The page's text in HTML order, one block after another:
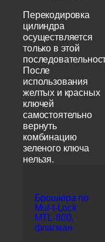
Перекодировка
цилиндра
осуществляется
только в этой
После
использования
желтых и красных
ключей
самостоятельно
вернуть
комбинацию
зеленого ключа
нельзя.
Брошюра по
Mul-t-Lock
MTL-800,
флагман